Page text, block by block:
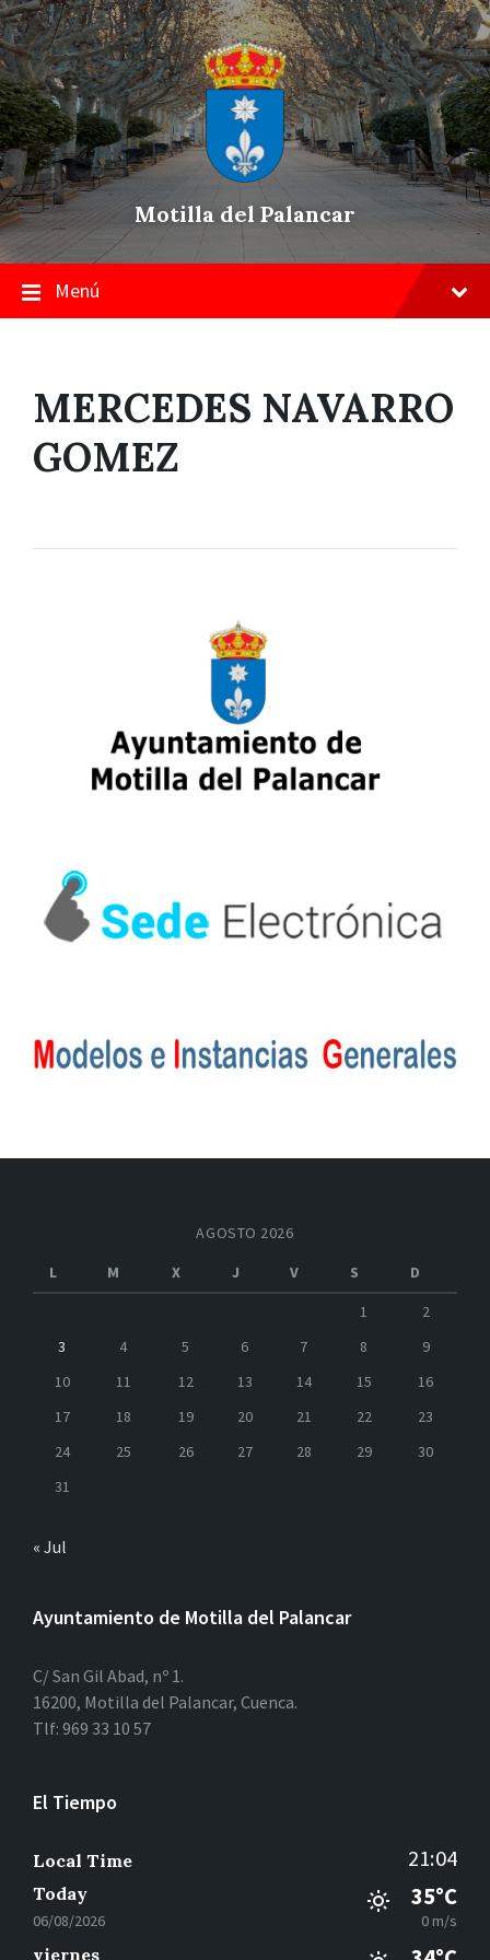
Skip
to
content
Saltar
a
la
navegación
principal
Saltar
a
pie
de
página
Motilla del Palancar
Menú
MERCEDES NAVARRO
GOMEZ
AGOSTO 2026
L
M X J V S
D
1
2
3
4 5 6 7 8
9
10
11 12 13 14 15
16
17
18 19 20 21 22
23
24
25 26 27 28 29
30
31
« Jul
Ayuntamiento de Motilla del Palancar
C/ San Gil Abad, nº 1.
16200, Motilla del Palancar, Cuenca.
Tlf: 969 33 10 57
El Tiempo
Local Time 21:04
Today
06/08/2026
35°C
0 m/s
viernes